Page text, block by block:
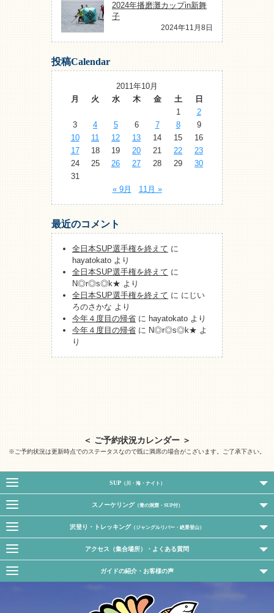
2024年播磨灘カップin新舞
子
2024年11月8日
投稿Calendar
2011年10月
月
火 水 木 金 土
日
1
2
3
4 5 6 7 8
9
10
11 12 13 14 15
16
17
18 19 20 21 22
23
24
25 26 27 28 29
30
31
« 9月
11月 »
最近のコメント
全日本SUP選手権を終えて に
hayatokato より
全日本SUP選手権を終えて に
N◎r◎s◎k★ より
全日本SUP選手権を終えて に にじい
ろのさかな より
今年４度目の帰省 に hayatokato より
今年４度目の帰省 に N◎r◎s◎k★ よ
り
＜ ご予約状況カレンダー ＞
※ご予約状況は更新時点でのステータスなので既に満席の場合がこざいます。ご了承下さい。
SUP（川・海・ナイト）
スノーケリング （青の洞窟・SUP付）
沢登り・トレッキング （ジャングルリバー・絶景登山）
アクセス（集合場所）・よくある質問
ガイドの紹介・お客様の声